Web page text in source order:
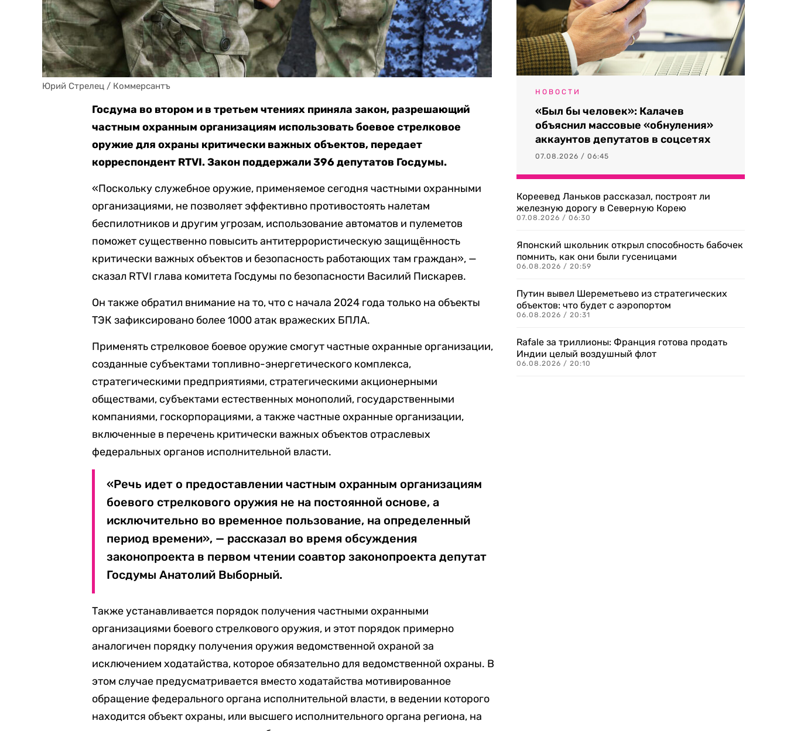
Юрий Стрелец / Коммерсантъ
Госдума во втором и в третьем чтениях приняла закон, разрешающий
частным охранным организациям использовать боевое стрелковое
оружие для охраны критически важных объектов, передает
корреспондент RTVI. Закон поддержали 396 депутатов Госдумы.
«Поскольку служебное оружие, применяемое сегодня частными охранными
организациями, не позволяет эффективно противостоять налетам
беспилотников и другим угрозам, использование автоматов и пулеметов
поможет существенно повысить антитеррористическую защищённость
критически важных объектов и безопасность работающих там граждан», —
сказал RTVI глава комитета Госдумы по безопасности Василий Пискарев.
Он также обратил внимание на то, что с начала 2024 года только на объекты
ТЭК зафиксировано более 1000 атак вражеских БПЛА.
Применять стрелковое боевое оружие смогут частные охранные организации,
созданные субъектами топливно-энергетического комплекса,
стратегическими предприятиями, стратегическими акционерными
обществами, субъектами естественных монополий, государственными
компаниями, госкорпорациями, а также частные охранные организации,
включенные в перечень критически важных объектов отраслевых
федеральных органов исполнительной власти.
«Речь идет о предоставлении частным охранным организациям
боевого стрелкового оружия не на постоянной основе, а
исключительно во временное пользование, на определенный
период времени», — рассказал во время обсуждения
законопроекта в первом чтении соавтор законопроекта депутат
Госдумы Анатолий Выборный.
Также устанавливается порядок получения частными охранными
организациями боевого стрелкового оружия, и этот порядок примерно
аналогичен порядку получения оружия ведомственной охраной за
исключением ходатайства, которое обязательно для ведомственной охраны. В
этом случае предусматривается вместо ходатайства мотивированное
обращение федерального органа исполнительной власти, в ведении которого
находится объект охраны, или высшего исполнительного органа региона, на
НОВОСТИ
«Был бы человек»: Калачев
объяснил массовые «обнуления»
аккаунтов депутатов в соцсетях
07.08.2026 / 06:45
Кореевед Ланьков рассказал, построят ли
железную дорогу в Северную Корею
07.08.2026 / 06:30
Японский школьник открыл способность бабочек
помнить, как они были гусеницами
06.08.2026 / 20:59
Путин вывел Шереметьево из стратегических
объектов: что будет с аэропортом
06.08.2026 / 20:31
Rafale за триллионы: Франция готова продать
Индии целый воздушный флот
06.08.2026 / 20:10